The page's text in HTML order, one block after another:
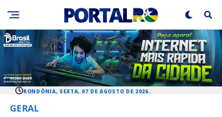
RONDÔNIA, SEXTA, 07 DE AGOSTO DE 2026.
GERAL